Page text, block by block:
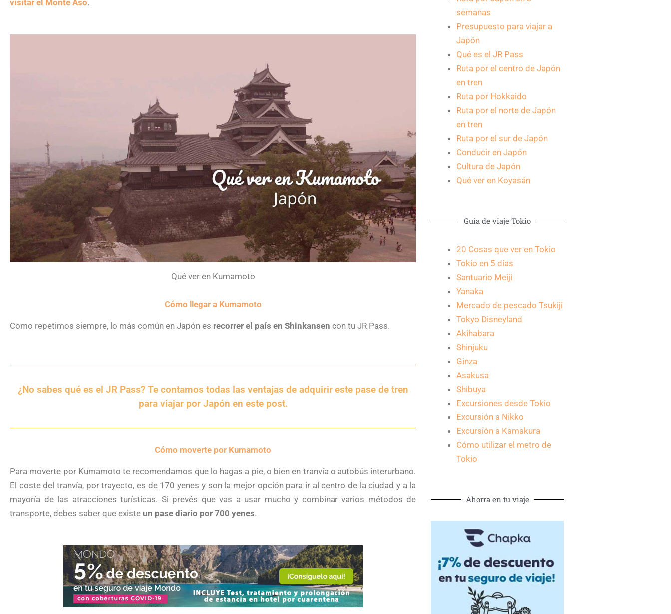
visitar el Monte Aso.
Qué ver en Kumamoto
Cómo llegar a Kumamoto
Como repetimos siempre, lo más común en Japón es recorrer el país en Shinkansen con tu JR Pass.
¿No sabes qué es el JR Pass? Te contamos todas las ventajas de adquirir este pase de tren
para viajar por Japón en este post.
Cómo moverte por Kumamoto
Para moverte por Kumamoto te recomendamos que lo hagas a pie, o bien en tranvía o autobús interurbano.
El coste del tranvía, por trayecto, es de 170 yenes y son la mejor opción para ir al centro de la ciudad y a la
mayoría de las atracciones turísticas. Si prevés que vas a usar mucho y combinar varios métodos de
transporte, debes saber que existe un pase diario por 700 yenes.
semanas
Presupuesto para viajar a
Japón
Qué es el JR Pass
Ruta por el centro de Japón
en tren
Ruta por Hokkaido
Ruta por el norte de Japón
en tren
Ruta por el sur de Japón
Conducir en Japón
Cultura de Japón
Qué ver en Koyasán
Guía de viaje Tokio
20 Cosas que ver en Tokio
Tokio en 5 días
Santuario Meiji
Yanaka
Mercado de pescado Tsukiji
Tokyo Disneyland
Akihabara
Shinjuku
Ginza
Asakusa
Shibuya
Excursiones desde Tokio
Excursión a Nikko
Excursión a Kamakura
Cómo utilizar el metro de
Tokio
Ahorra en tu viaje